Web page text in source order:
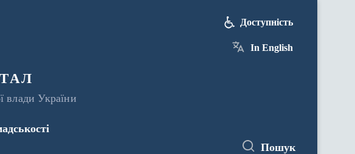
влади України
Доступність
In English
Пошук